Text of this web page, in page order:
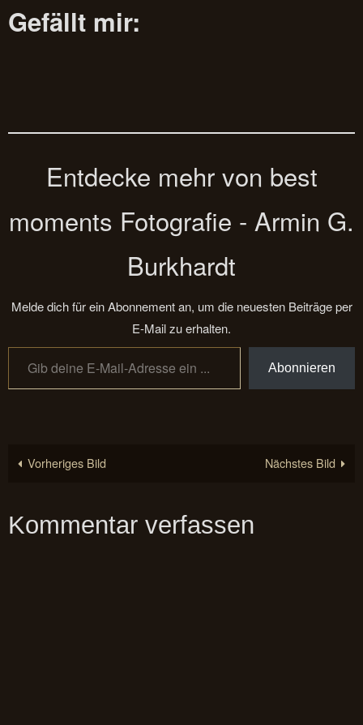
Gefällt mir:
Entdecke mehr von best
moments Fotografie - Armin G.
Burkhardt
Melde dich für ein Abonnement an, um die neuesten Beiträge per
E-Mail zu erhalten.
Gib deine E-Mail-Adresse ein ...
Abonnieren
Vorheriges Bild Nächstes Bild
Kommentar verfassen